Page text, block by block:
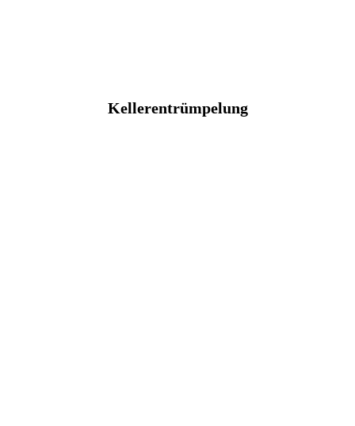
Kellerentrümpelung